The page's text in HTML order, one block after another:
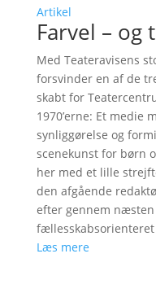
Artikel
Farvel – og
Med Teateravisens
forsvinder en af de
skabt for
1970’erne: Et medie
synliggørelse og
scenekunst for børn
her med et lille
den afgående
efter gennem
Læs mere